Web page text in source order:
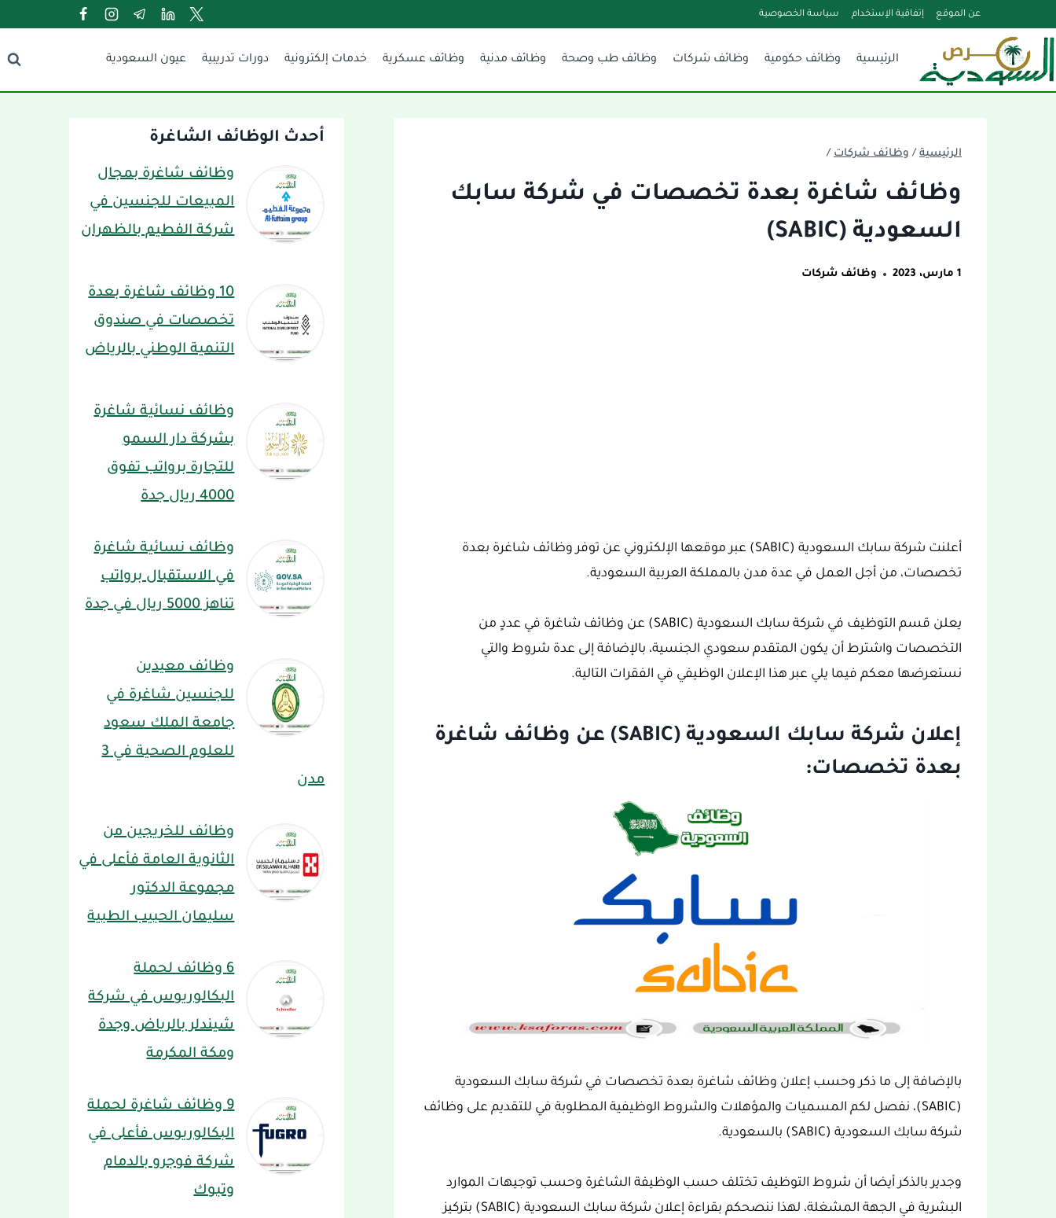
إلى
المحتوى
عن الموقع إتفاقية الإستخدام سياسة الخصوصية
الرئيسية وظائف حكومية وظائف شركات وظائف طب وصحة وظائف مدنية وظائف عسكرية خدمات إلكترونية دورات تدريبية عيون السعودية
الرئيسية / وظائف شركات /
وظائف شاغرة بعدة تخصصات في شركة سابك
السعودية (SABIC)
1 مارس، 2023 وظائف شركات
أعلنت شركة سابك السعودية (SABIC) عبر موقعها الإلكتروني عن توفر وظائف شاغرة بعدة
تخصصات، من أجل العمل في عدة مدن بالمملكة العربية السعودية.
يعلن قسم التوظيف في شركة سابك السعودية (SABIC) عن وظائف شاغرة في عددٍ من
التخصصات واشترط أن يكون المتقدم سعودي الجنسية، بالإضافة إلى عدة شروط والتي
نستعرضها معكم فيما يلي عبر هذا الإعلان الوظيفي في الفقرات التالية.
إعلان شركة سابك السعودية (SABIC) عن وظائف شاغرة
بعدة تخصصات:
بالإضافة إلى ما ذكر وحسب إعلان وظائف شاغرة بعدة تخصصات في شركة سابك السعودية
(SABIC)، نفصل لكم المسميات والمؤهلات والشروط الوظيفية المطلوبة في للتقديم على وظائف
شركة سابك السعودية (SABIC) بالسعودية.
وجدير بالذكر أيضا أن شروط التوظيف تختلف حسب الوظيفة الشاغرة وحسب توجيهات الموارد
البشرية في الجهة المشغلة، لهذا ننصحكم بقراءة إعلان شركة سابك السعودية (SABIC) بتركيز
أحدث الوظائف الشاغرة
وظائف شاغرة بمجال
المبيعات للجنسين في
شركة الفطيم بالظهران
10 وظائف شاغرة بعدة
تخصصات في صندوق
التنمية الوطني بالرياض
وظائف نسائية شاغرة
بشركة دار السمو
للتجارة برواتب تفوق
4000 ريال جدة
وظائف نسائية شاغرة
في الاستقبال برواتب
تناهز 5000 ريال في جدة
وظائف معيدين
للجنسين شاغرة في
جامعة الملك سعود
للعلوم الصحية في 3
مدن
وظائف للخريجين من
الثانوية العامة فأعلى في
مجموعة الدكتور
سليمان الحبيب الطبية
6 وظائف لحملة
البكالوريوس في شركة
شيندلر بالرياض وجدة
ومكة المكرمة
9 وظائف شاغرة لحملة
البكالوريوس فأعلى في
شركة فوجرو بالدمام
وتبوك